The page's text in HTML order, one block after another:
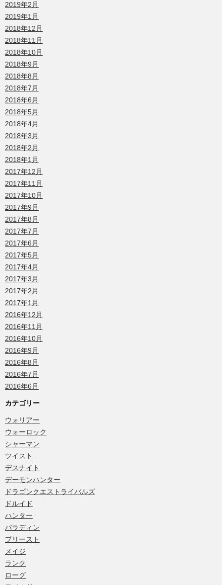
2019年2月
2019年1月
2018年12月
2018年11月
2018年10月
2018年9月
2018年8月
2018年7月
2018年6月
2018年5月
2018年4月
2018年3月
2018年2月
2018年1月
2017年12月
2017年11月
2017年10月
2017年9月
2017年8月
2017年7月
2017年6月
2017年5月
2017年4月
2017年3月
2017年2月
2017年1月
2016年12月
2016年11月
2016年10月
2016年9月
2016年8月
2016年7月
2016年6月
カテゴリー
ウォリアー
ウォーロック
シャーマン
ツイスト
デスナイト
デーモンハンター
ドラゴンクエストライバルズ
ドルイド
ハンター
パラディン
プリースト
メイジ
ランク
ローグ